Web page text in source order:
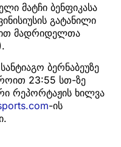
მატჩი ბენფიკასა
გატანილი
მადრიდელთა
ბერნაბეუზე
23:55 სთ-ზე
რეპორტაჟის ხილვა
-ის